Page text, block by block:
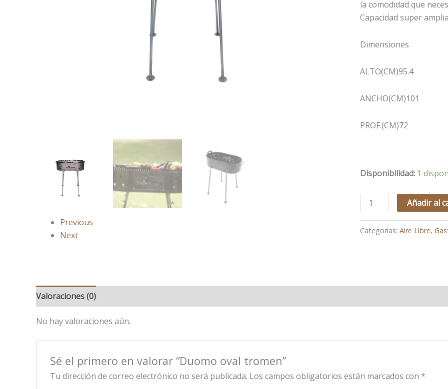
Previous
Next
la comodidad que
Capacidad super
Dimensiones
ALTO(CM)95.4
ANCHO(CM)101
PROF.(CM)72
Disponibilidad: 1
Añadir al
Categorías: Aire Libre,
Valoraciones (0)
No hay valoraciones aún.
Sé el primero en valorar “Duomo oval tromen”
Tu dirección de correo electrónico no será publicada. Los campos obligatorios están marcados con *